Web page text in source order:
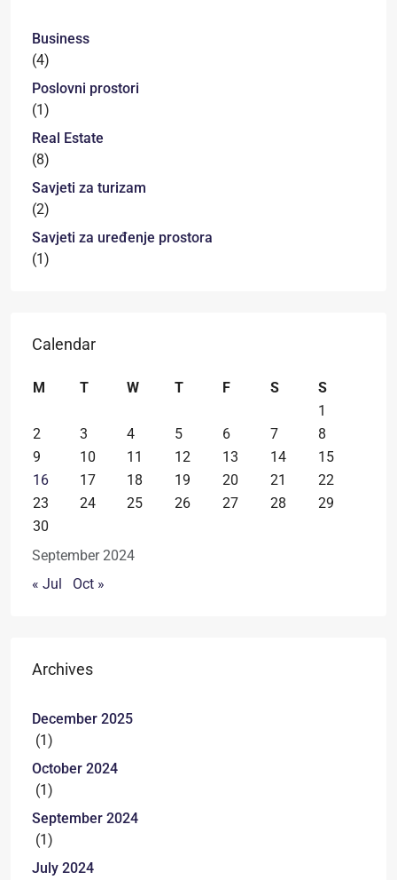
Business
(4)
Poslovni prostori
(1)
Real Estate
(8)
Savjeti za turizam
(2)
Savjeti za uređenje prostora
(1)
Calendar
September 2024
M T W T F S
S
1
2
3 4 5 6 7
8
9
10 11 12 13 14
15
16
17 18 19 20 21
22
23
24 25 26 27 28
29
30
« Jul Oct »
Archives
December 2025
(1)
October 2024
(1)
September 2024
(1)
July 2024